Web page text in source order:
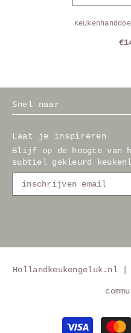
Snel naar
Laat je inspireren
Blijf op de hoogte van
subtiel gekleurd
Hollandkeukengeluk.nl |